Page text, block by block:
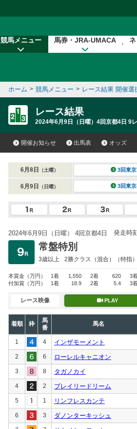
競馬メニュー 馬券・JRA-UMACA
ホーム > 競馬メニュー > レース結果 開催選
レース結果
2024年6月9日（日曜）4回京都4日 9
開催お知らせ 出馬表 オッズ
6月8日 （土曜） 3回東
6月9日 （日曜） 3回東
2024年6月9日（日曜） 4回京都4日 発走時
常盤特別
3歳以上 2勝クラス （混合）（特指）
本賞金 （万円） 1着 1,550 2着 620 3
付加賞 （万円） 1着 18.9 2着 5.4 3
レース映像 PLAY
着順 枠
馬
番
馬名
1 4 インザモーメント
2 6 ローレルキャニオン
3 8 タガノカイ
4 2 プレイリードリーム
5 1 リンフレスカンテ
6 3 ダノンターキッシュ